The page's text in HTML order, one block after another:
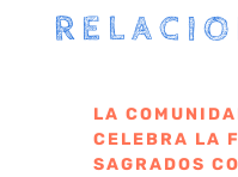
LA
CELEBRA LA
SAGRADOS